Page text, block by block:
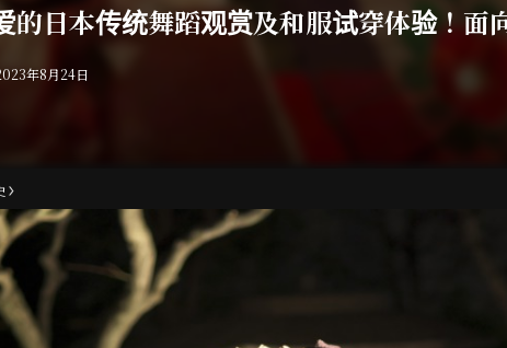
的日本传统舞蹈观赏及和服试穿体验！面
年8月24日